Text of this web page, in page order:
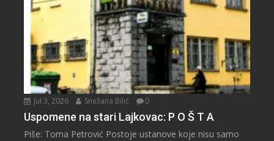
Jul 3, 2026 Snežana Bilić 0
Uspomene na stari Lajkovac: P O Š T A
Piše: Toma Petrović Postoje ustanove koje nisu samo